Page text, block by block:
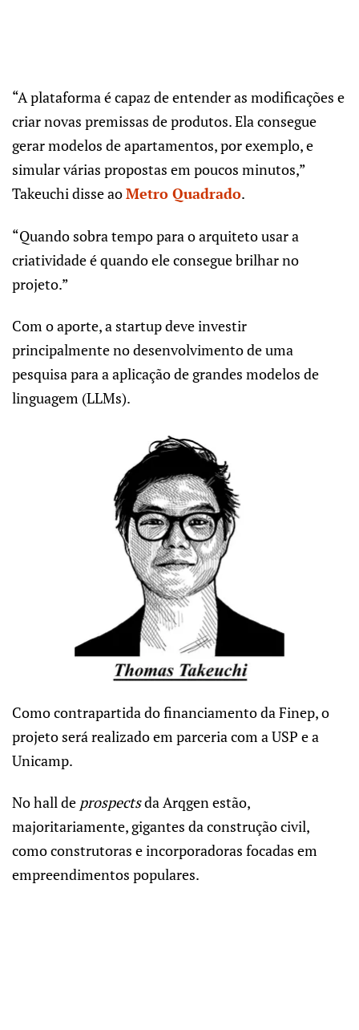
“A plataforma é capaz de entender as modificações e
criar novas premissas de produtos. Ela consegue
gerar modelos de apartamentos, por exemplo, e
simular várias propostas em poucos minutos,”
Takeuchi disse aoMetro Quadrado.
“Quando sobra tempo para o arquiteto usar a
criatividade é quando ele consegue brilhar no
projeto.”
Com o aporte, a startup deve investir
principalmente no desenvolvimento de uma
pesquisa para a aplicação de grandes modelos de
linguagem (LLMs).
Como contrapartida do financiamento da Finep, o
projeto será realizado em parceria com a USP e a
Unicamp.
No hall de prospectsda Arqgen estão,
majoritariamente, gigantes da construção civil,
como construtoras e incorporadoras focadas em
empreendimentos populares.